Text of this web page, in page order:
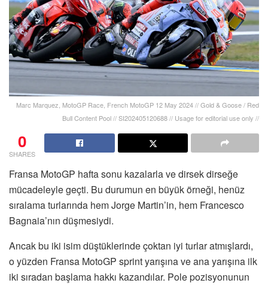
Marc Marquez, MotoGP Race, French MotoGP 12 May 2024 // Gold & Goose / Red
Bull Content Pool // SI202405120688 // Usage for editorial use only //
0
SHARES
Fransa MotoGP hafta sonu kazalarla ve dirsek dirseğe
mücadeleyle geçti. Bu durumun en büyük örneği, henüz
sıralama turlarında hem Jorge Martin’in, hem Francesco
Bagnaia’nın düşmesiydi.
Ancak bu iki isim düştüklerinde çoktan iyi turlar atmışlardı,
o yüzden Fransa MotoGP sprint yarışına ve ana yarışına ilk
iki sıradan başlama hakkı kazandılar. Pole pozisyonunun